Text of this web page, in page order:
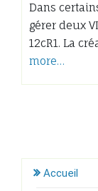
Dans
gérer deux
12cR1. La
more…
Accueil